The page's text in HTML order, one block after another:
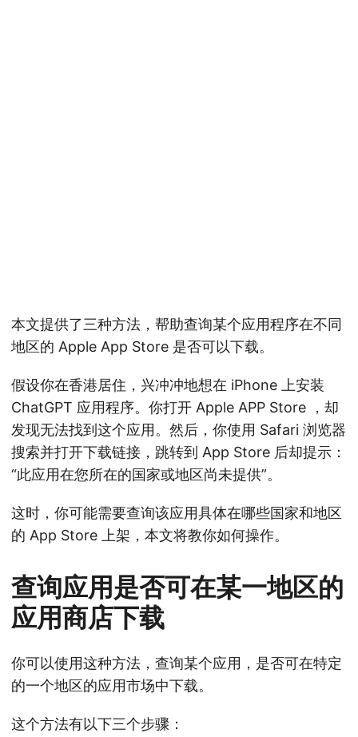
本文提供了三种方法，帮助查询某个应用程序在不同
地区的 Apple App Store 是否可以下载。
假设你在香港居住，兴冲冲地想在 iPhone 上安装
ChatGPT 应用程序。你打开 Apple APP Store ，却
发现无法找到这个应用。然后，你使用 Safari 浏览器
搜索并打开下载链接，跳转到 App Store 后却提示：
“此应用在您所在的国家或地区尚未提供”。
这时，你可能需要查询该应用具体在哪些国家和地区
的 App Store 上架，本文将教你如何操作。
查询应用是否可在某一地区的
应用商店下载
你可以使用这种方法，查询某个应用，是否可在特定
的一个地区的应用市场中下载。
这个方法有以下三个步骤：